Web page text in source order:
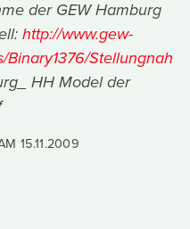
der GEW Hamburg
http://www.gew-
Stellungnah
HH Model der
15.11.2009